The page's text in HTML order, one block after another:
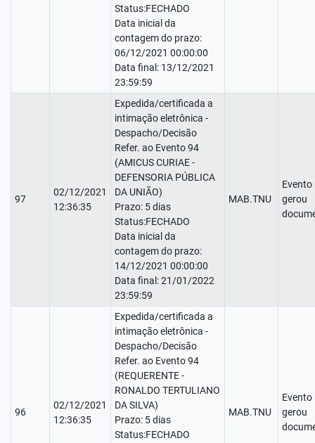
Status:FECHADO
Data inicial da
contagem do prazo:
06/12/2021 00:00:00
Data final: 13/12/2021
23:59:59
97
02/12/2021
12:36:35
Expedida/certificada a
intimação eletrônica -
Despacho/Decisão
Refer. ao Evento 94
(AMICUS CURIAE -
DEFENSORIA PÚBLICA
DA UNIÃO)
Prazo: 5 dias
Status:FECHADO
Data inicial da
contagem do prazo:
14/12/2021 00:00:00
Data final: 21/01/2022
23:59:59
MAB.TNU
Evento
gerou
96
02/12/2021
12:36:35
Expedida/certificada a
intimação eletrônica -
Despacho/Decisão
Refer. ao Evento 94
(REQUERENTE -
RONALDO TERTULIANO
DA SILVA)
Prazo: 5 dias
Status:FECHADO
MAB.TNU
Evento
gerou